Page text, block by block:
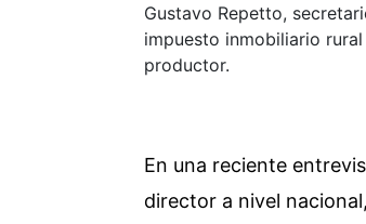
Gustavo Repetto,
impuesto inmobiliario
productor.
En una reciente
director a nivel